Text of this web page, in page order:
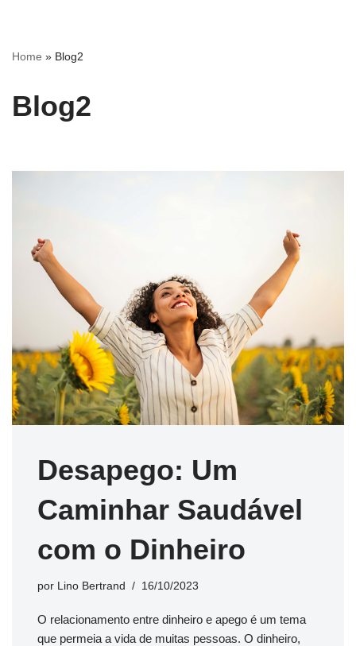
para
conteúdo
Home » Blog2
Blog2
Desapego: Um
Caminhar Saudável
com o Dinheiro
por Lino Bertrand 16/10/2023
O relacionamento entre dinheiro e apego é um tema
que permeia a vida de muitas pessoas. O dinheiro,